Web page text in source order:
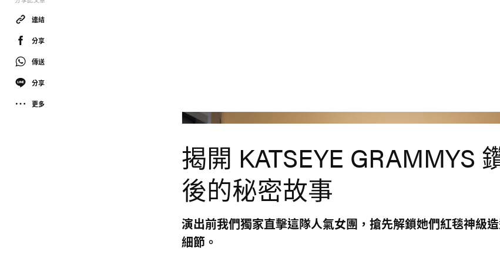
連結
分享
傳送
分享
更多
揭開 KATSEYE GRAMMYS
後的秘密故事
演出前我們獨家直擊這隊人氣女團，搶先解鎖她們紅毯神級
細節。